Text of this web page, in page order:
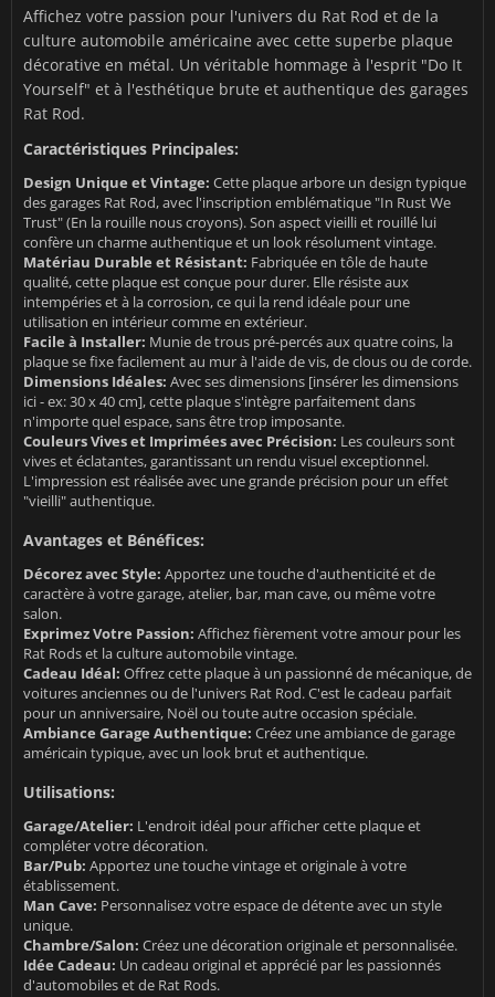
Affichez votre passion pour l'univers du Rat Rod et de la
culture automobile américaine avec cette superbe plaque
décorative en métal. Un véritable hommage à l'esprit "Do It
Yourself" et à l'esthétique brute et authentique des garages
Rat Rod.
Caractéristiques Principales:
Design Unique et Vintage: Cette plaque arbore un design typique
des garages Rat Rod, avec l'inscription emblématique "In Rust We
Trust" (En la rouille nous croyons). Son aspect vieilli et rouillé lui
confère un charme authentique et un look résolument vintage.
Matériau Durable et Résistant: Fabriquée en tôle de haute
qualité, cette plaque est conçue pour durer. Elle résiste aux
intempéries et à la corrosion, ce qui la rend idéale pour une
utilisation en intérieur comme en extérieur.
Facile à Installer: Munie de trous pré-percés aux quatre coins, la
plaque se fixe facilement au mur à l'aide de vis, de clous ou de corde.
Dimensions Idéales: Avec ses dimensions [insérer les dimensions
ici - ex: 30 x 40 cm], cette plaque s'intègre parfaitement dans
n'importe quel espace, sans être trop imposante.
Couleurs Vives et Imprimées avec Précision: Les couleurs sont
vives et éclatantes, garantissant un rendu visuel exceptionnel.
L'impression est réalisée avec une grande précision pour un effet
"vieilli" authentique.
Avantages et Bénéfices:
Décorez avec Style: Apportez une touche d'authenticité et de
caractère à votre garage, atelier, bar, man cave, ou même votre
salon.
Exprimez Votre Passion: Affichez fièrement votre amour pour les
Rat Rods et la culture automobile vintage.
Cadeau Idéal: Offrez cette plaque à un passionné de mécanique, de
voitures anciennes ou de l'univers Rat Rod. C'est le cadeau parfait
pour un anniversaire, Noël ou toute autre occasion spéciale.
Ambiance Garage Authentique: Créez une ambiance de garage
américain typique, avec un look brut et authentique.
Utilisations:
Garage/Atelier: L'endroit idéal pour afficher cette plaque et
compléter votre décoration.
Bar/Pub: Apportez une touche vintage et originale à votre
établissement.
Man Cave: Personnalisez votre espace de détente avec un style
unique.
Chambre/Salon: Créez une décoration originale et personnalisée.
Idée Cadeau: Un cadeau original et apprécié par les passionnés
d'automobiles et de Rat Rods.